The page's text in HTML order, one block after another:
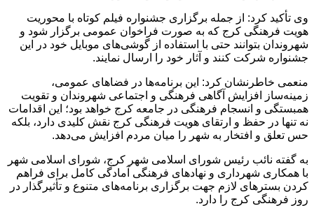
وی تأکید کرد: از جمله برگزاری جشنواره فیلم کوتاه با محوریت
هویت فرهنگی کرج که به صورت فراخوان عمومی برگزار ‌شود و
شهروندان بتوانند حتی با استفاده از گوشی‌های موبایل خود در این
جشنواره شرکت کنند و آثار خود را ارسال نمایند.
منعمی خاطرنشان کرد: این برنامه‌ها در فضاهای عمومی،
زمینه‌ساز افزایش آگاهی فرهنگی و اجتماعی شهروندان و تقویت
همبستگی و انسجام فرهنگی در جامعه کرج خواهد بود؛ این اقدامات
نه تنها در حفظ و ارتقای هویت فرهنگی کرج نقش کلیدی دارد، بلکه
حس تعلق و افتخار به شهر را میان مردم افزایش می‌دهد.
به گفته نائب رئیس شورای اسلامی شهر کرج، شورای اسلامی شهر
با همکاری شهرداری و نهادهای فرهنگی آمادگی کامل برای فراهم
کردن بسترهای لازم جهت برگزاری برنامه‌های متنوع و تأثیرگذار در
روز فرهنگی کرج را دارد.